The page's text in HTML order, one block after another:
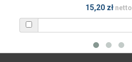
15,20 zł netto